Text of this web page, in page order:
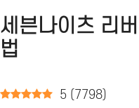
세븐나이츠 리
법
5 ( 7798)